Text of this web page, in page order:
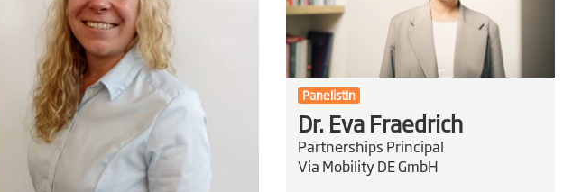
PanelistIn
Dr. Eva Fraedrich
Partnerships Principal
Via Mobility DE GmbH